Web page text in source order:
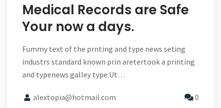
Medical Records are Safe
Your now a days.
Fummy text of the prnting and type news seting
industrs standard known prin aretertook a printing
and typenews galley type.Ut…
alextopia@hotmail.com 0